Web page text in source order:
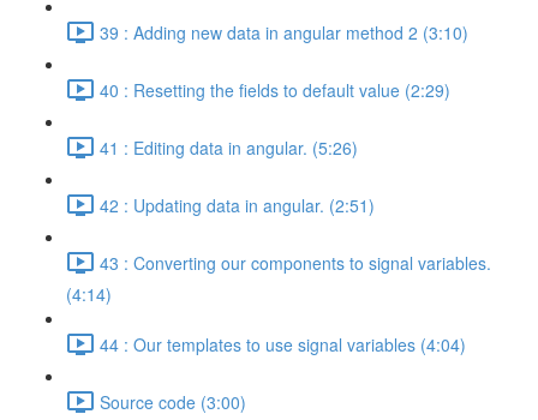
39 : Adding new data in angular method 2 (3:10)
40 : Resetting the fields to default value (2:29)
41 : Editing data in angular. (5:26)
42 : Updating data in angular. (2:51)
43 : Converting our components to signal variables.
(4:14)
44 : Our templates to use signal variables (4:04)
Source code (3:00)